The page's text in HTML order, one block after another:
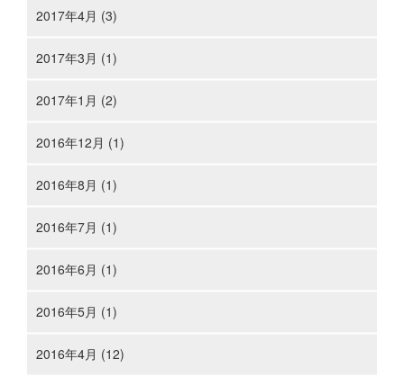
2017年4月 (3)
2017年3月 (1)
2017年1月 (2)
2016年12月 (1)
2016年8月 (1)
2016年7月 (1)
2016年6月 (1)
2016年5月 (1)
2016年4月 (12)